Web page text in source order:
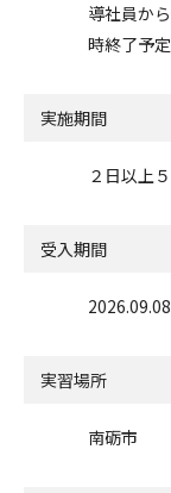
導社員か
時終了予定
実施期間
２日以上
受入期間
実習場所
南砺市